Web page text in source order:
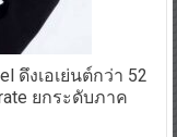
ดึงเอเย่นต์กว่า 52
ยกระดับภาค